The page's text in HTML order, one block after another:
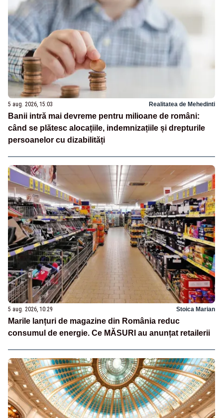
5 aug. 2026, 15:03 Realitatea de Mehedinti
Banii intră mai devreme pentru milioane de români:
când se plătesc alocațiile, indemnizațiile și drepturile
persoanelor cu dizabilități
5 aug. 2026, 10:29 Stoica Marian
Marile lanțuri de magazine din România reduc
consumul de energie. Ce MĂSURI au anunțat retailerii